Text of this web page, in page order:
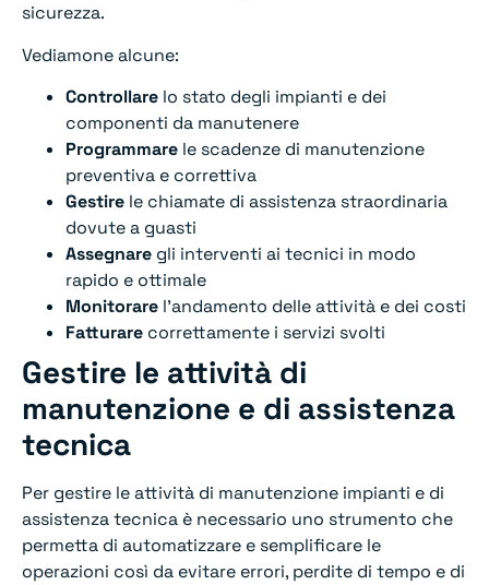
sicurezza.
Vediamone alcune:
Controllare lo stato degli impianti e dei
componenti da manutenere
Programmare le scadenze di manutenzione
preventiva e correttiva
Gestire le chiamate di assistenza straordinaria
dovute a guasti
Assegnare gli interventi ai tecnici in modo
rapido e ottimale
Monitorare l’andamento delle attività e dei costi
Fatturare correttamente i servizi svolti
Gestire le attività di
manutenzione e di assistenza
tecnica
Per gestire le attività di manutenzione impianti e di
assistenza tecnica è necessario uno strumento che
permetta di automatizzare e semplificare le
operazioni così da evitare errori, perdite di tempo e di